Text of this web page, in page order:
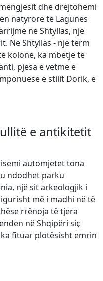
dhe drejtohemi
natyrore të Lagunës
në Shtyllas, një
Në Shtyllas - një term
kolonë, ka mbetje të
pjesa e vetme e
e stilit Dorik, e
e antikitetit
automjetet tona
ndodhet parku
një sit arkeologjik i
më i madhi në të
rrënoja të tjera
në Shqipëri siç
fituar plotësisht emrin